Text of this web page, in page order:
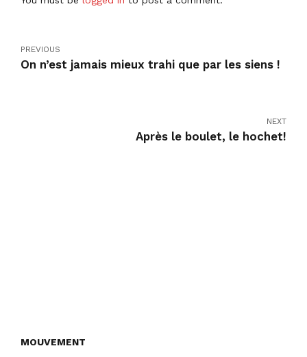
PREVIOUS
On n’est jamais mieux trahi que par les siens !
NEXT
Après le boulet, le hochet!
MOUVEMENT